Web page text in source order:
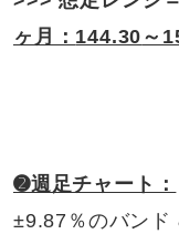
ヶ月： 144.30 ～
➋週足チャート：
±9.87％のバン